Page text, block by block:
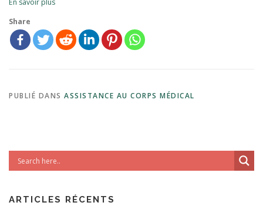
En savoir plus
Share
PUBLIÉ DANS ASSISTANCE AU CORPS MÉDICAL
ARTICLES RÉCENTS